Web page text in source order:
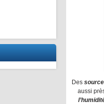
Des
aussi